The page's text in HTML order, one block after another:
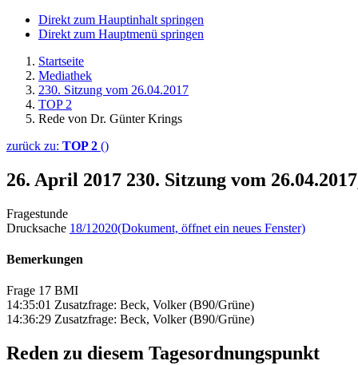
Direkt zum Hauptinhalt springen
Direkt zum Hauptmenü springen
Startseite
Mediathek
230. Sitzung vom 26.04.2017
TOP 2
Rede von Dr. Günter Krings
zurück zu: TOP 2 ()
26. April 2017 230. Sitzung vom
Fragestunde
Drucksache 18/12020(Dokument, öffnet ein neues Fenster)
Bemerkungen
Frage 17 BMI
14:35:01 Zusatzfrage: Beck, Volker (B90/Grüne)
14:36:29 Zusatzfrage: Beck, Volker (B90/Grüne)
Reden zu diesem Tagesordnungspunkt